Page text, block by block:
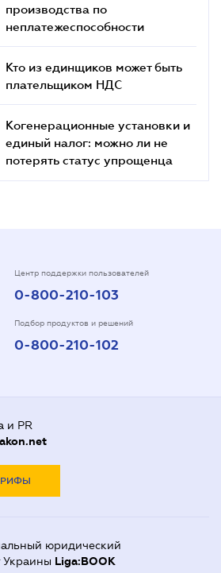
производства по
неплатежеспособности
Кто из единщиков может быть
плательщиком НДС
Когенерационные установки и
единый налог: можно ли не
потерять статус упрощенца
Центр поддержки пользователей
0-800-210-103
Подбор продуктов и решений
0-800-210-102
и PR
юридический
Украины Liga:BOOK